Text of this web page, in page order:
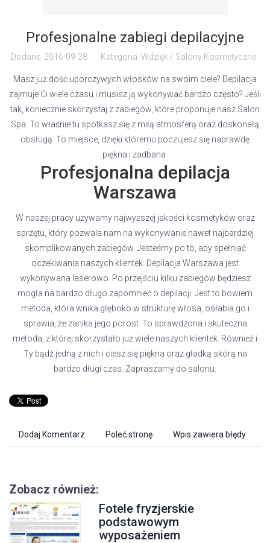
Profesjonalne zabiegi depilacyjne
Dodane: 2016-09-28 :: Kategoria: Wdzięk / Salony Kosmetyczne
Masz już dość uporczywych włosków na swoim ciele? Depilacja
zajmuje Ci wiele czasu i musisz ją wykonywać bardzo często? Jeśli
tak, koniecznie skorzystaj z zabiegów, które proponuje nasz Salon
Spa. To właśnie tu spotkasz się z miłą atmosferą oraz doskonałą
obsługą. To miejsce, dzięki któremu poczujesz się naprawdę
piękna i zadbana.
Profesjonalna depilacja
Warszawa
W naszej pracy używamy najwyższej jakości kosmetyków oraz
sprzętu, który pozwala nam na wykonywanie nawet najbardziej
skomplikowanych zabiegów. Jesteśmy po to, aby spełniać
oczekiwania naszych klientek. Depilacja Warszawa jest
wykonywana laserowo. Po przejściu kilku zabiegów będziesz
mogła na bardzo długo zapomnieć o depilacji. Jest to bowiem
metoda, która wnika głęboko w strukturę włosa, osłabia go i
sprawia, że zanika jego porost. To sprawdzona i skuteczna
metoda, z której skorzystało już wiele naszych klientek. Również i
Ty bądź jedną z nich i ciesz się piękna oraz gładką skórą na
bardzo długi czas. Zapraszamy do salonu.
Dodaj Komentarz Poleć stronę Wpis zawiera błędy
Zobacz również:
Fotele fryzjerskie
podstawowym
wyposażeniem